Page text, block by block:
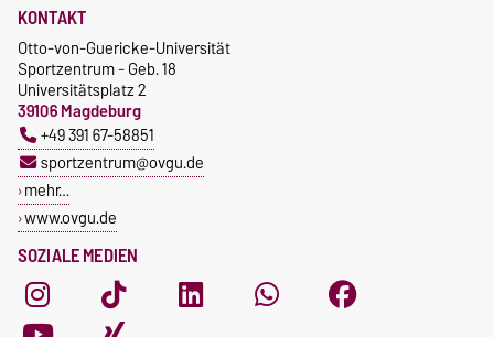
SOZIALE MEDIEN
KONTAKT
Otto-von-Guericke-Universität
Sportzentrum - Geb. 18
Universitätsplatz 2
39106 Magdeburg
+49 391 67-58851
sportzentrum@ovgu.de
mehr…
www.ovgu.de